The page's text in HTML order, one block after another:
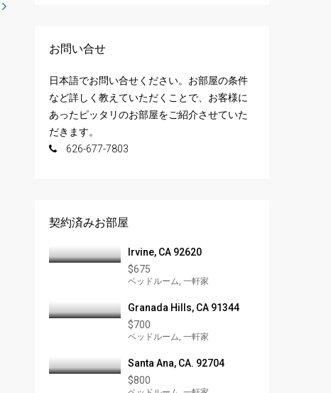
お問い合せ
日本語でお問い合せください。お部屋の条件
など詳しく教えていただくことで、お客様に
あったピッタリのお部屋をご紹介させていた
だきます。
626-677-7803
契約済みお部屋
Irvine, CA 92620
$675
ベッドルーム, 一軒家
Granada Hills, CA 91344
$700
ベッドルーム, 一軒家
Santa Ana, CA. 92704
$800